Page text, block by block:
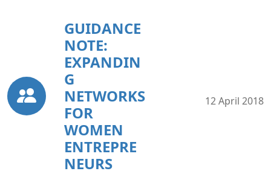
GUIDANCE
NOTE:
EXPANDIN
G
NETWORKS
FOR
WOMEN
ENTREPRE
NEURS
12 April 2018